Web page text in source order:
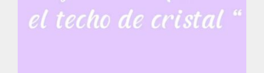
Actividades